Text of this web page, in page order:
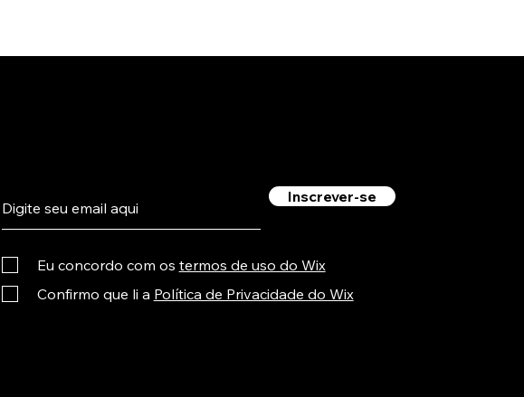
Inscrever-se
Eu concordo com os termos de uso do Wix
Confirmo que li a Política de Privacidade do Wix